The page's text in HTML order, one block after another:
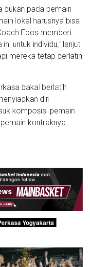
bukan pada pemain
lokal harusnya bisa
Ebos memberi
untuk individu," lanjut
mereka tetap berlatih
bakal berlatih
diri
komposisi pemain
kontraknya
Yogyakarta